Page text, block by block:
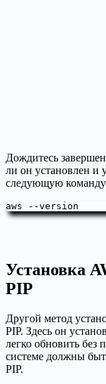
Дождитесь
ли он установлен и
следующую
aws --version
Установка
PIP
Другой метод
PIP. Здесь он
легко обновить без
системе должны
PIP.